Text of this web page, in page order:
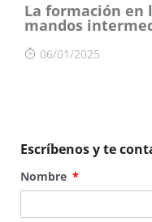
La formación en
mandos
06/01/2025
Escríbenos y te
Nombre